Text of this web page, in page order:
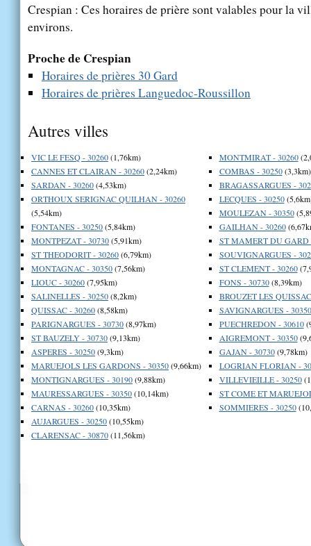
Crespian : Ces horaires de prière sont valables pour la
environs.
Proche de Crespian
Horaires de prières 30 Gard
Horaires de prières Languedoc-Roussillon
Autres villes
VIC LE FESQ - 30260(1,76km)
CANNES ET CLAIRAN - 30260(2,24km)
SARDAN - 30260(4,53km)
ORTHOUX SERIGNAC QUILHAN - 30260
(5,54km)
FONTANES - 30250(5,84km)
MONTPEZAT - 30730(5,91km)
ST THEODORIT - 30260(6,79km)
MONTAGNAC - 30350(7,56km)
LIOUC - 30260(7,95km)
SALINELLES - 30250(8,2km)
QUISSAC - 30260(8,58km)
PARIGNARGUES - 30730(8,97km)
ST BAUZELY - 30730(9,13km)
ASPERES - 30250(9,3km)
MARUEJOLS LES GARDONS - 30350(9,66km)
MONTIGNARGUES - 30190(9,88km)
MAURESSARGUES - 30350(10,14km)
CARNAS - 30260(10,35km)
AUJARGUES - 30250(10,55km)
CLARENSAC - 30870(11,56km)
MONTMIRAT - 30260
COMBAS - 30250(3,3km)
BRAGASSARGUES -
LECQUES - 30250
MOULEZAN - 30350
GAILHAN - 30260
ST MAMERT DU GARD
SOUVIGNARGUES -
ST CLEMENT - 30260
FONS - 30730(8,39km)
BROUZET LES
SAVIGNARGUES - 30350
PUECHREDON - 30610
AIGREMONT - 30350
GAJAN - 30730(9,78km)
LOGRIAN FLORIAN -
VILLEVIEILLE - 30250
ST COME ET
SOMMIERES - 30250